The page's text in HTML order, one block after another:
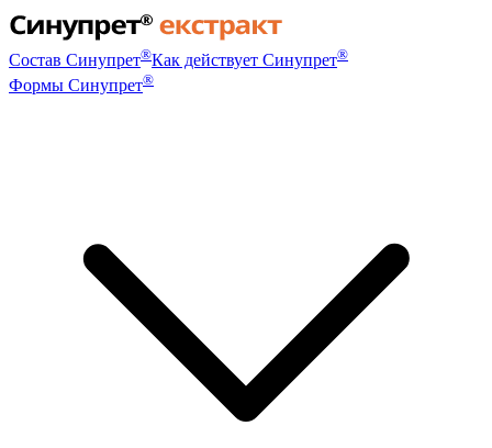
Состав Синупрет®Как действует Синупрет®
Формы Синупрет®